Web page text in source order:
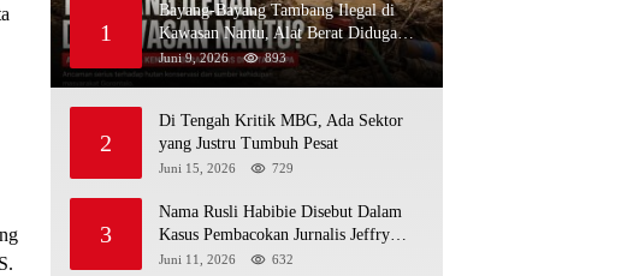
1
Bayang-Bayang Tambang Ilegal di
Kawasan Nantu, Alat Berat Diduga
Kembali Menembus Hutan Sapa
Juni 9, 2026 893
2
Di Tengah Kritik MBG, Ada Sektor
yang Justru Tumbuh Pesat
Juni 15, 2026 729
3
Nama Rusli Habibie Disebut Dalam
Kasus Pembacokan Jurnalis Jeffry
Rumampuk
Juni 11, 2026 632